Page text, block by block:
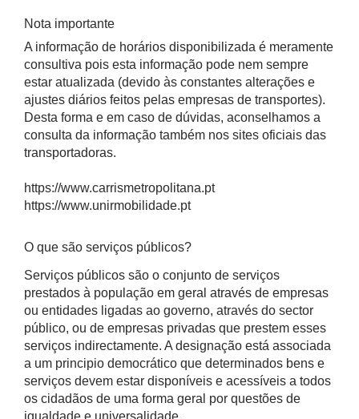
Nota importante
A informação de horários disponibilizada é meramente
consultiva pois esta informação pode nem sempre
estar atualizada (devido às constantes alterações e
ajustes diários feitos pelas empresas de transportes).
Desta forma e em caso de dúvidas, aconselhamos a
consulta da informação também nos sites oficiais das
transportadoras.
https://www.carrismetropolitana.pt
https://www.unirmobilidade.pt
O que são serviços públicos?
Serviços públicos são o conjunto de serviços
prestados à população em geral através de empresas
ou entidades ligadas ao governo, através do sector
público, ou de empresas privadas que prestem esses
serviços indirectamente. A designação está associada
a um principio democrático que determinados bens e
serviços devem estar disponíveis e acessíveis a todos
os cidadãos de uma forma geral por questões de
igualdade e universalidade.